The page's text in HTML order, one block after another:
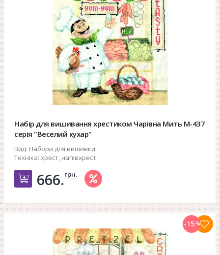
Набір для вишивання хрестиком Чарівна Мить М-437
серія "Веселий кухар"
Вид: Набори для вишивки
Техніка: хрест, напівхрест
Добавить в корзину
666.грн.
-15%